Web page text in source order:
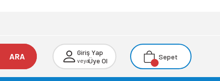
ARA Giriş Yap
veyaÜye Ol Sepet